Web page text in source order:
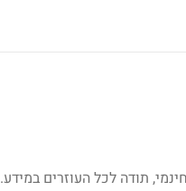
תודה לכל העוזרים במידע.